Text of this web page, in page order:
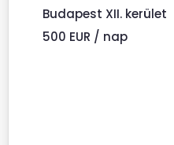
Budapest XII. kerület
500 EUR / nap